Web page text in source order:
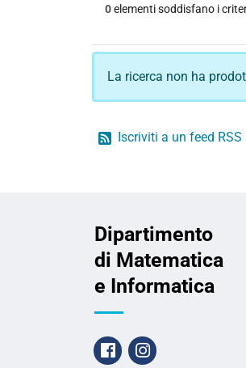
0elementi soddisfano i
La ricerca non ha
Iscriviti a un feed
Dipartimento
di Matematica
e Informatica
FacebookInstagram